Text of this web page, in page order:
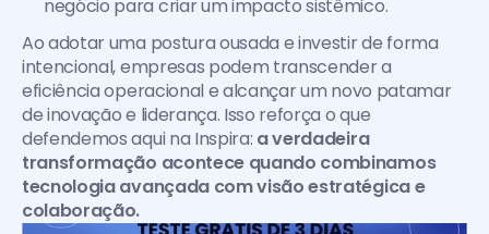
negócio para criar um impacto sistêmico.
Ao adotar uma postura ousada e investir de forma
intencional, empresas podem transcender a
eficiência operacional e alcançar um novo patamar
de inovação e liderança. Isso reforça o que
defendemos aqui na Inspira: a verdadeira
transformação acontece quando combinamos
tecnologia avançada com visão estratégica e
colaboração.